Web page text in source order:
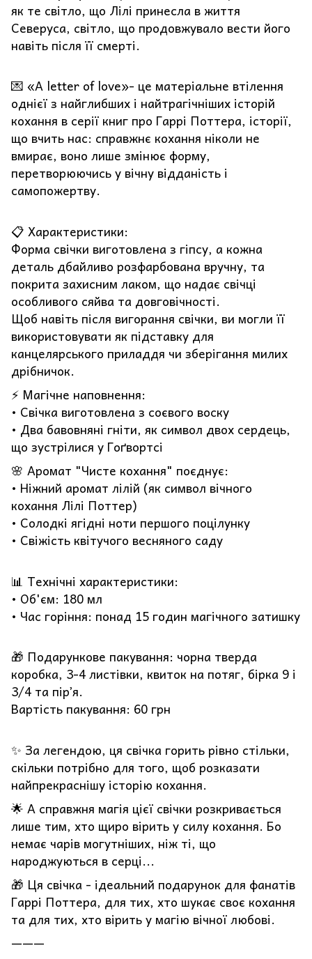
як те світло, що Лілі принесла в життя
Северуса, світло, що продовжувало вести його
навіть після її смерті.
💌 «A letter of love»- це матеріальне втілення
однієї з найглибших і найтрагічніших історій
кохання в серії книг про Гаррі Поттера, історії,
що вчить нас: справжнє кохання ніколи не
вмирає, воно лише змінює форму,
перетворюючись у вічну відданість і
самопожертву.
📋 Характеристики:
Форма свічки виготовлена з гіпсу, а кожна
деталь дбайливо розфарбована вручну, та
покрита захисним лаком, що надає свічці
особливого сяйва та довговічності.
Щоб навіть після вигорання свічки, ви могли її
використовувати як підставку для
канцелярського приладдя чи зберігання милих
дрібничок.
⚡️ Магічне наповнення:
• Свічка виготовлена з соєвого воску
• Два бавовняні гніти, як символ двох сердець,
що зустрілися у Гоґвортсі
🌸 Аромат "Чисте кохання" поєднує:
• Ніжний аромат лілій (як символ вічного
кохання Лілі Поттер)
• Солодкі ягідні ноти першого поцілунку
• Свіжість квітучого весняного саду
📊 Технічні характеристики:
• Об'єм: 180 мл
• Час горіння: понад 15 годин магічного затишку
🎁 Подарункове пакування: чорна тверда
коробка, 3-4 листівки, квиток на потяг, бірка 9 і
3/4 та пірʼя.
Вартість пакування: 60 грн
✨ За легендою, ця свічка горить рівно стільки,
скільки потрібно для того, щоб розказати
найпрекраснішу історію кохання.
🌟 А справжня магія цієї свічки розкривається
лише тим, хто щиро вірить у силу кохання. Бо
немає чарів могутніших, ніж ті, що
народжуються в серці...
🎁 Ця свічка - ідеальний подарунок для фанатів
Гаррі Поттера, для тих, хто шукає своє кохання
та для тих, хто вірить у магію вічної любові.
———